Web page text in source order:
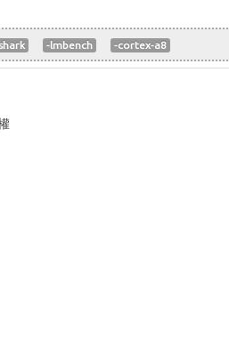
-lmbench -cortex-a8